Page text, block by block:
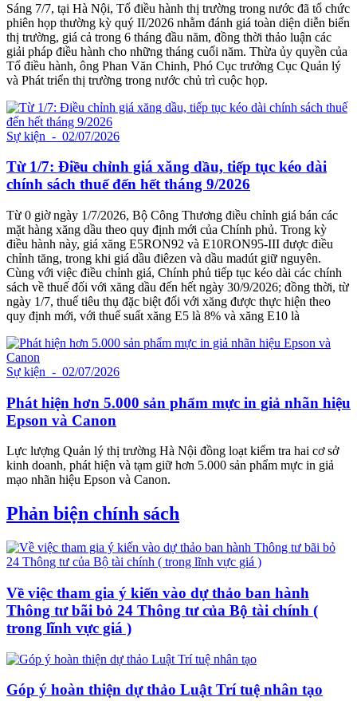
Sáng 7/7, tại Hà Nội, Tổ điều hành thị trường trong nước đã tổ chức
phiên họp thường kỳ quý II/2026 nhằm đánh giá toàn diện diễn biến
thị trường, giá cả trong 6 tháng đầu năm, đồng thời thảo luận các
giải pháp điều hành cho những tháng cuối năm. Thừa ủy quyền của
Tổ điều hành, ông Phan Văn Chinh, Phó Cục trưởng Cục Quản lý
và Phát triển thị trường trong nước chủ trì cuộc họp.
Sự kiện - 02/07/2026
Từ 1/7: Điều chỉnh giá xăng dầu, tiếp tục kéo dài
chính sách thuế đến hết tháng 9/2026
Từ 0 giờ ngày 1/7/2026, Bộ Công Thương điều chỉnh giá bán các
mặt hàng xăng dầu theo quy định mới của Chính phủ. Trong kỳ
điều hành này, giá xăng E5RON92 và E10RON95-III được điều
chỉnh tăng, trong khi giá dầu điêzen và dầu madút giữ nguyên.
Cùng với việc điều chỉnh giá, Chính phủ tiếp tục kéo dài các chính
sách về thuế đối với xăng dầu đến hết ngày 30/9/2026; đồng thời, từ
ngày 1/7, thuế tiêu thụ đặc biệt đối với xăng được thực hiện theo
quy định mới, với thuế suất xăng E5 là 8% và xăng E10 là
Sự kiện - 02/07/2026
Phát hiện hơn 5.000 sản phẩm mực in giả nhãn hiệu
Epson và Canon
Lực lượng Quản lý thị trường Hà Nội đồng loạt kiểm tra hai cơ sở
kinh doanh, phát hiện và tạm giữ hơn 5.000 sản phẩm mực in giả
mạo nhãn hiệu Epson và Canon.
Phản biện chính sách
Về việc tham gia ý kiến vào dự thảo ban hành
Thông tư bãi bỏ 24 Thông tư của Bộ tài chính (
trong lĩnh vực giá )
Góp ý hoàn thiện dự thảo Luật Trí tuệ nhân tạo